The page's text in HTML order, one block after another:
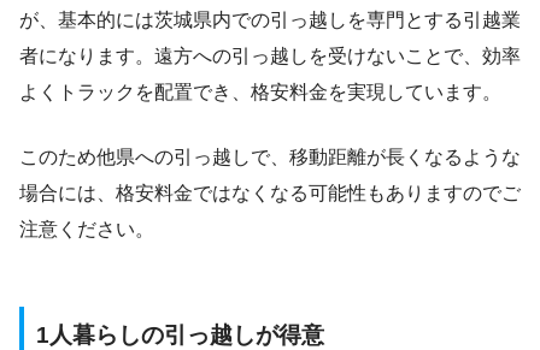
が、基本的には茨城県内での引っ越しを専門とする引越業
者になります。遠方への引っ越しを受けないことで、効率
よくトラックを配置でき、格安料金を実現しています。
このため他県への引っ越しで、移動距離が長くなるような
場合には、格安料金ではなくなる可能性もありますのでご
注意ください。
1人暮らしの引っ越しが得意